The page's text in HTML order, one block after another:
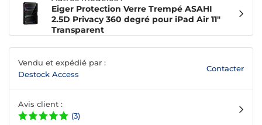
Eiger Protection Verre Trempé ASAHI
2.5D Privacy 360 degré pour iPad Air 11"
Transparent
Vendu et expédié par :
Destock Access
Contacter
Avis client :
(3)